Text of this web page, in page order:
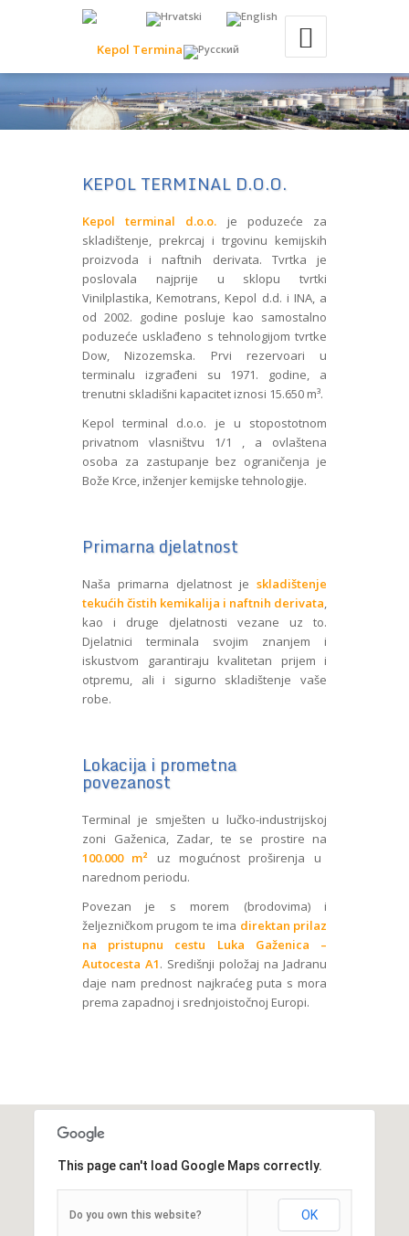
KEPOL TERMINAL D.O.O.
Kepol terminal d.o.o. je poduzeće za
skladištenje, prekrcaj i trgovinu kemijskih
proizvoda i naftnih derivata. Tvrtka je
poslovala najprije u sklopu tvrtki
Vinilplastika, Kemotrans, Kepol d.d. i INA, a
od 2002. godine posluje kao samostalno
poduzeće usklađeno s tehnologijom tvrtke
Dow, Nizozemska. Prvi rezervoari u
terminalu izgrađeni su 1971. godine, a
trenutni skladišni kapacitet iznosi 15.650 m³.
Kepol terminal d.o.o. je u stopostotnom
privatnom vlasništvu 1/1 , a ovlaštena
osoba za zastupanje bez ograničenja je
Bože Krce, inženjer kemijske tehnologije.
Primarna djelatnost
Naša primarna djelatnost je skladištenje
tekućih čistih kemikalija i naftnih derivata,
kao i druge djelatnosti vezane uz to.
Djelatnici terminala svojim znanjem i
iskustvom garantiraju kvalitetan prijem i
otpremu, ali i sigurno skladištenje vaše
robe.
Lokacija i prometna
povezanost
Terminal je smješten u lučko-industrijskoj
zoni Gaženica, Zadar, te se prostire na
100.000 m² uz mogućnost proširenja u
narednom periodu.
Povezan je s morem (brodovima) i
željezničkom prugom te ima direktan prilaz
na pristupnu cestu Luka Gaženica –
Autocesta A1. Središnji položaj na Jadranu
daje nam prednost najkraćeg puta s mora
prema zapadnoj i srednjoistočnoj Europi.
This page can't load Google Maps correctly.
Do you own this website? OK